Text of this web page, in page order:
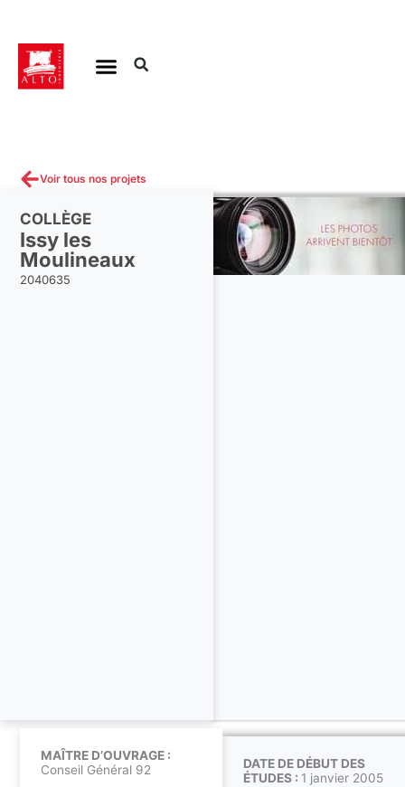
contenu
Voir tous nos projets
COLLÈGE
Issy les
Moulineaux
2040635
DATE DE DÉBUT DES
ÉTUDES : 1 janvier 2005
MAÎTRE D’OUVRAGE :
Conseil Général 92